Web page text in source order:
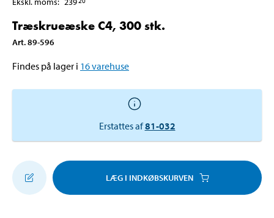
Træskrueæske C4, 300 stk.
Art.89-596
Findes på lager i 16varehuse
Erstattes af81-032
LÆG I INDKØBSKURVEN